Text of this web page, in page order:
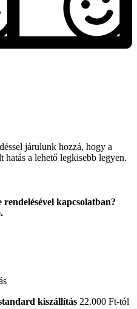
járulunk hozzá, hogy a
hatás a lehető legkisebb legyen.
rendelésével kapcsolatban?
kiszállítás 22.000 Ft-tól